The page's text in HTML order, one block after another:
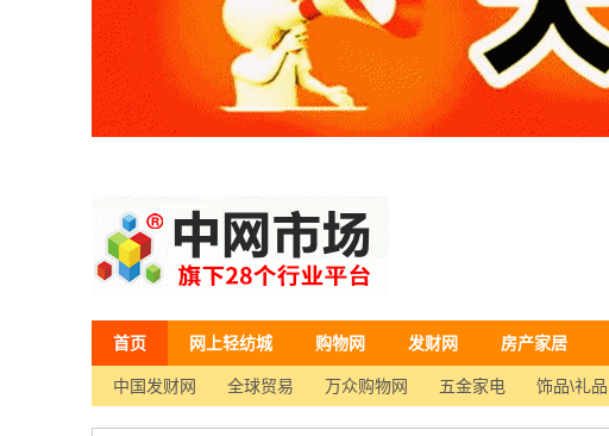
首页 网上轻纺城 购物网 发财网 房产家居
中国发财网 全球贸易 万众购物网 五金家电 饰品\礼品